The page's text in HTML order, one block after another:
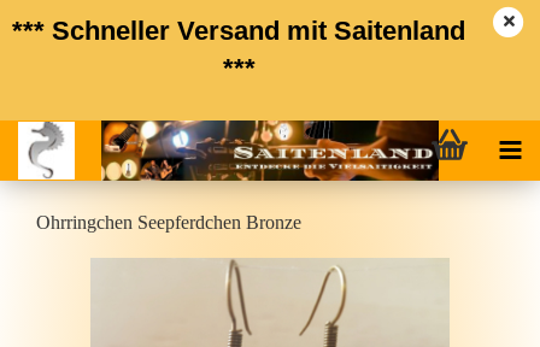
*** Schneller Versand mit Saitenland
***
Ohr­ring­chen See­pferd­chen Bron­ze